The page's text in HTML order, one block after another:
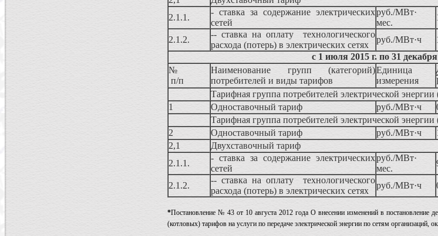
2.1.1.
- ставка за содержание электрических
сетей
руб./МВт·
мес.
2.1.2.
-- ставка на оплату технологического
расхода (потерь) в электрических сетях
руб./МВт·ч
с 1 июля 2015 г. по 31
№
п/п
Наименование групп (категорий)
потребителей и виды тарифов
Единица
измерения
Тарифная группа потребителей электрической
1
Одноставочный тариф руб./МВт·ч
Тарифная группа потребителей электрической
2
Одноставочный тариф руб./МВт·ч
2,1
Двухставочный тариф
2.1.1.
- ставка за содержание электрических
сетей
руб./МВт·
мес.
2.1.2.
-- ставка на оплату технологического
расхода (потерь) в электрических сетях
руб./МВт·ч
*Постановление № 43 от 10 августа 2012 года О внесении изменений в
(котловых) тарифов на услуги по передаче электрической энергии по сетям